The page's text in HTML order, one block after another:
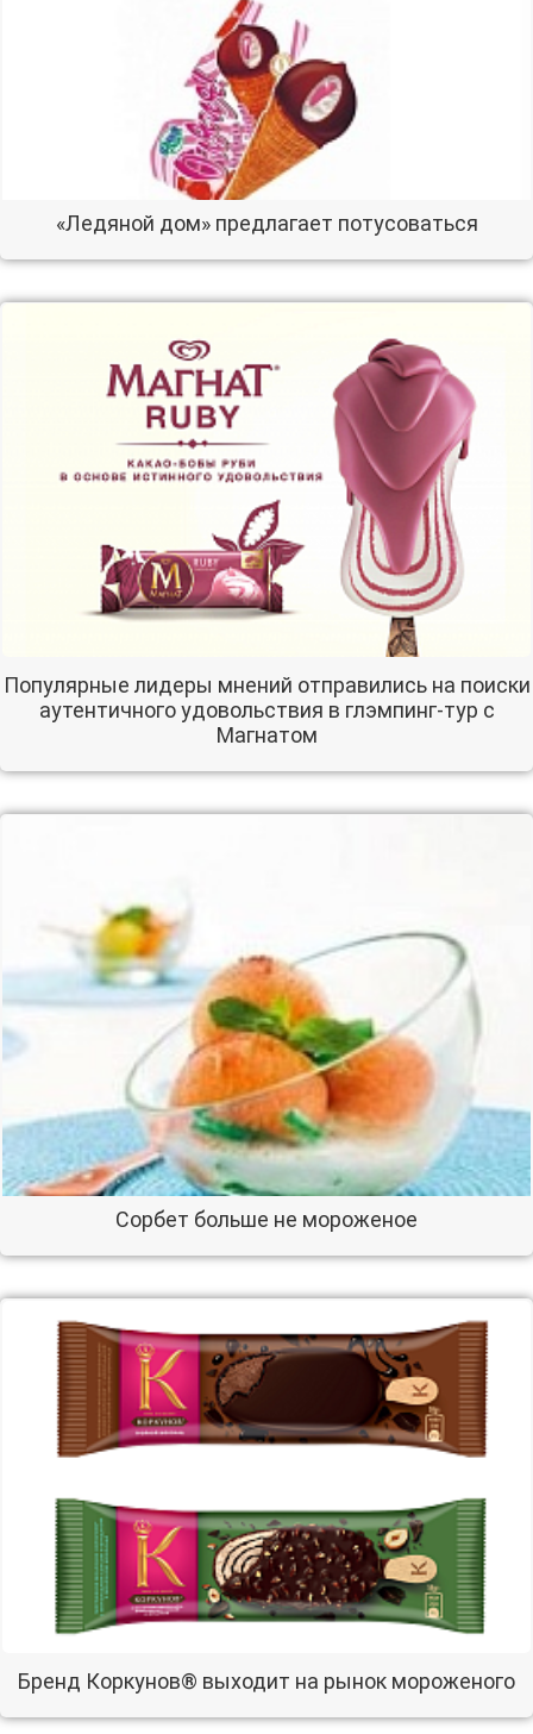
«Ледяной дом» предлагает потусоваться
Популярные лидеры мнений отправились на поиски
аутентичного удовольствия в глэмпинг-тур с
Магнатом
Сорбет больше не мороженое
Бренд Коркунов® выходит на рынок мороженого